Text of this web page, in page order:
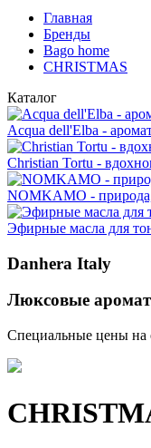
Главная
Бренды
Bago home
CHRISTMAS
Каталог
Acqua dell'Elba -
Christian Tortu -
NOMKAMO - природа,
Эфирные масла для
Danhera Italy
Люксовые
Специальные цены на